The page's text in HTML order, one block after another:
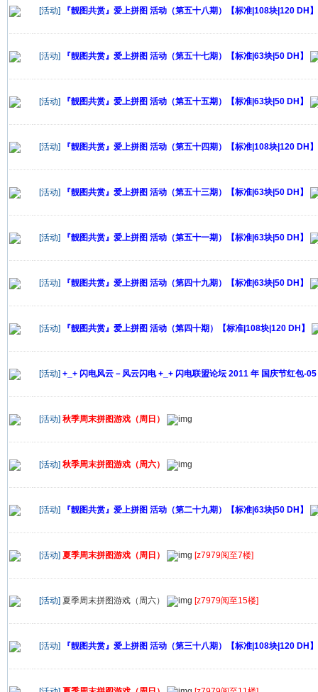
[活动] 『靓图共赏』爱上拼图 活动（第五十八期）【标准|108块|120 DH】
[活动] 『靓图共赏』爱上拼图 活动（第五十七期）【标准|63块|50 DH】
[活动] 『靓图共赏』爱上拼图 活动（第五十五期）【标准|63块|50 DH】
[活动] 『靓图共赏』爱上拼图 活动（第五十四期）【标准|108块|120 DH】
[活动] 『靓图共赏』爱上拼图 活动（第五十三期）【标准|63块|50 DH】
[活动] 『靓图共赏』爱上拼图 活动（第五十一期）【标准|63块|50 DH】
[活动] 『靓图共赏』爱上拼图 活动（第四十九期）【标准|63块|50 DH】
[活动] 『靓图共赏』爱上拼图 活动（第四十期）【标准|108块|120 DH】
[活动] +_+ 闪电风云－风云闪电 +_+ 闪电联盟论坛 2011 年 国庆节红包-05
[活动] 秋季周末拼图游戏（周日）
[活动] 秋季周末拼图游戏（周六）
[活动] 『靓图共赏』爱上拼图 活动（第二十九期）【标准|63块|50 DH】
[活动] 夏季周末拼图游戏（周日） [z7979阅至7楼]
[活动] 夏季周末拼图游戏（周六） [z7979阅至15楼]
[活动] 『靓图共赏』爱上拼图 活动（第三十八期）【标准|108块|120 DH】